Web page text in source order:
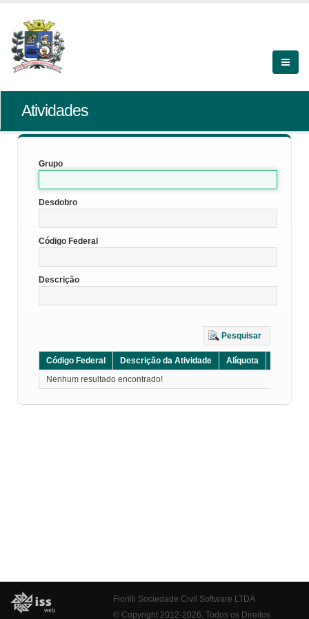
Atividades
Grupo
Desdobro
Código Federal
Descrição
Pesquisar
Código Federal Descrição da Atividade Alíquota
Nenhum resultado encontrado!
Fiorilli Sociedade Civil Software LTDA
© Copyright 2012-2026. Todos os Direitos